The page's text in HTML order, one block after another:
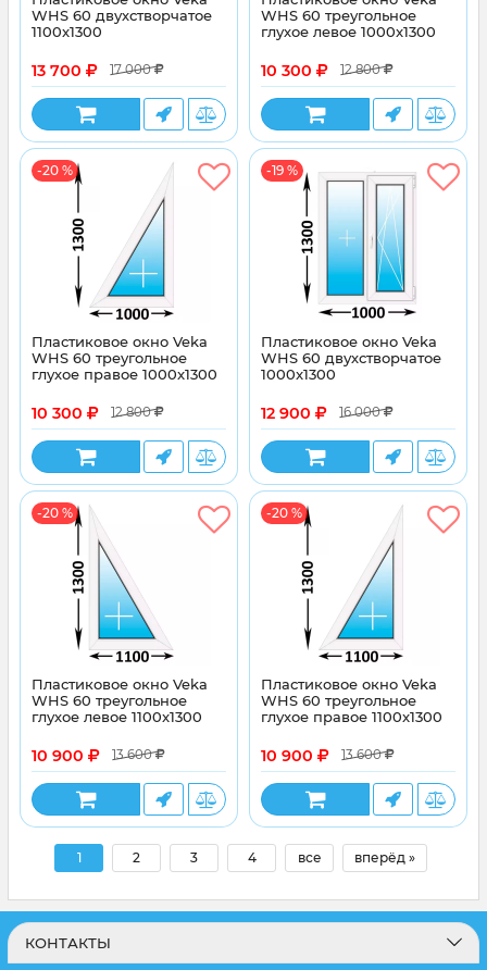
WHS 60 двухстворчатое
1100x1300
13 700 17 000
WHS 60 треугольное
глухое левое 1000x1300
10 300 12 800
-20 %
Пластиковое окно Veka
WHS 60 треугольное
глухое правое 1000x1300
10 300 12 800
-19 %
Пластиковое окно Veka
WHS 60 двухстворчатое
1000x1300
12 900 16 000
-20 %
Пластиковое окно Veka
WHS 60 треугольное
глухое левое 1100x1300
10 900 13 600
-20 %
Пластиковое окно Veka
WHS 60 треугольное
глухое правое 1100x1300
10 900 13 600
1 2 3 4 все вперёд »
КОНТАКТЫ